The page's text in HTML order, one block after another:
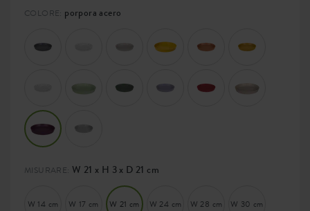
COLORE: porpora acero
MISURARE: W 21 x H 3 x D 21 cm
W 14 cm W 17 cm W 21 cm W 24 cm W 28 cm W 30 cm